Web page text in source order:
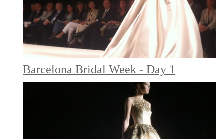
Barcelona Bridal Week - Day 1